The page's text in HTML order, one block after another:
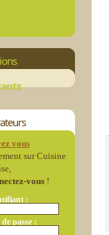
vous
sur Cuisine
vous!
:
passe :